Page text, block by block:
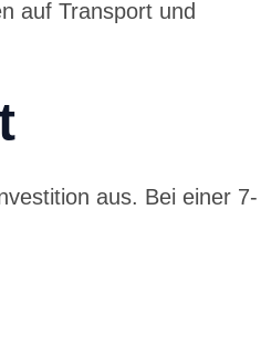
auf Transport und
aus. Bei einer 7-